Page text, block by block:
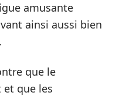
amusante
ainsi aussi bien
que le
que les